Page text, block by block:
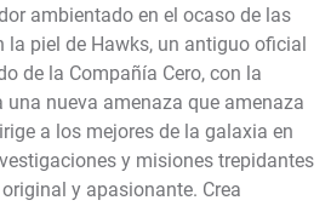
ambientado en el ocaso de las
la piel de Hawks, un antiguo oficial
de la Compañía Cero, con la
una nueva amenaza que amenaza
a los mejores de la galaxia en
y misiones trepidantes
y apasionante. Crea